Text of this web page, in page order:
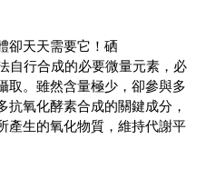
卻天天需要它！硒
自行合成的必要微量元素，必
取。雖然含量極少，卻參與多
抗氧化酵素合成的關鍵成分，
產生的氧化物質，維持代謝平